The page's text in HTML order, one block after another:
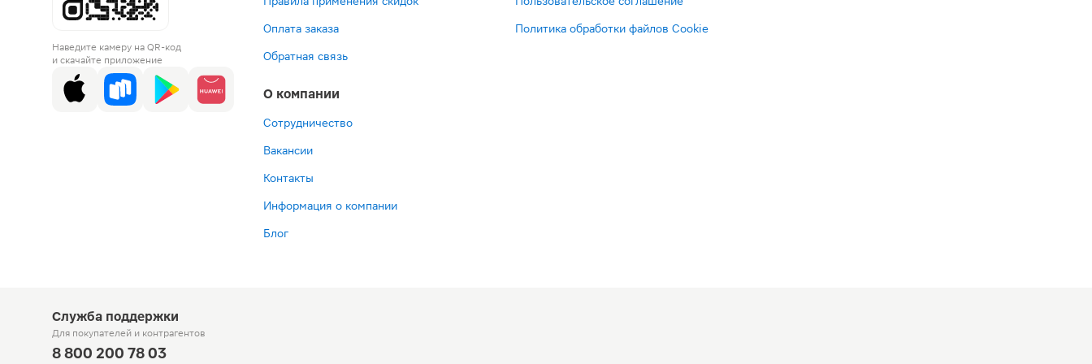
Наведите камеру на QR-код
и скачайте приложение
Оплата заказа
Обратная связь
О компании
Сотрудничество
Вакансии
Контакты
Информация о компании
Блог
Политика обработки файлов Cookie
Служба поддержки
Для покупателей и контрагентов
8 800 200 78 03